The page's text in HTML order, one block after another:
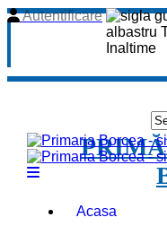
Autentificare
Acasa